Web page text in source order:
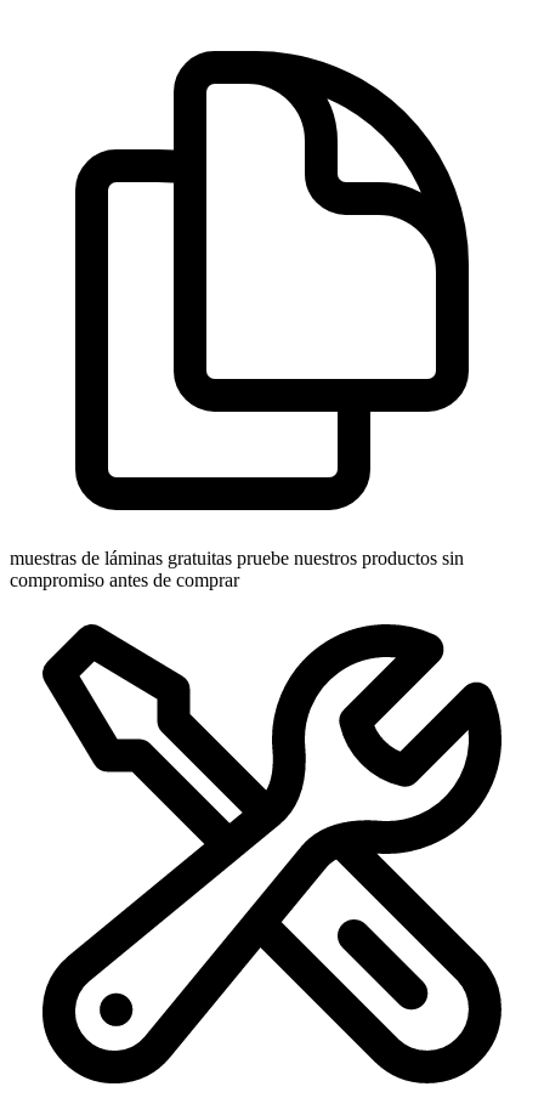
muestras de láminas gratuitas pruebe nuestros productos sin
compromiso antes de comprar